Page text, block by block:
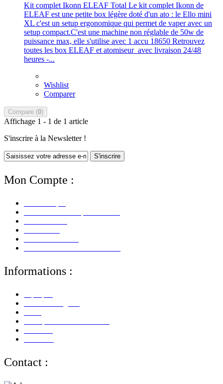
Kit complet Ikonn ELEAF Total Le kit complet Ikonn de
ELEAF est une petite box légère doté d'un ato : le Ello mini
XL c'est un setup ergonomique qui permet de vaper avec un
setup compact.C'est une machine non réglable de 50w de
puissance max, elle s'utilise avec 1 accu 18650 Retrouvez
toutes les box ELEAF et atomiseur avec livraison 24/48
heures -...
Wishlist
Comparer
Compare (0)
Affichage 1 - 1 de 1 article
S'inscrire à la Newsletter !
S'inscrire
Mon Compte :
Informations :
Contact :